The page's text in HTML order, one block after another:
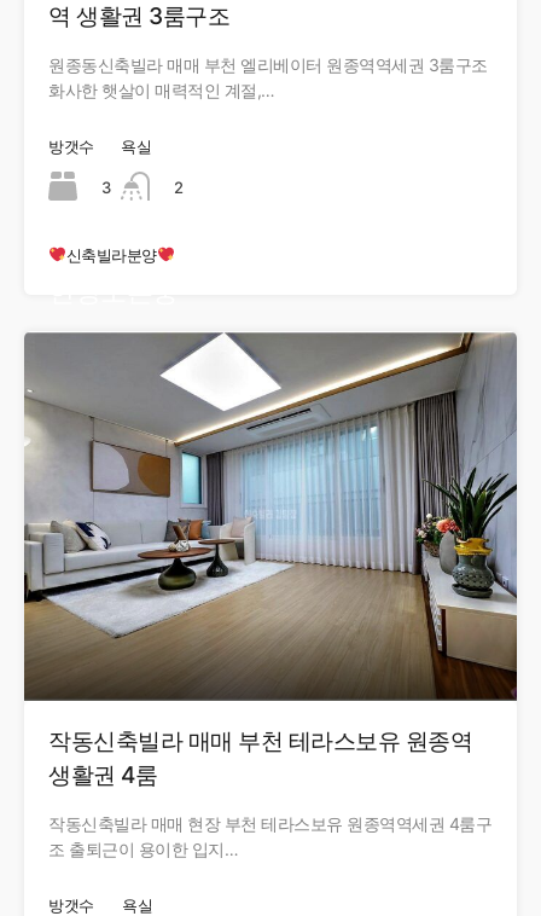
역 생활권 3룸구조
원종동신축빌라 매매 부천 엘리베이터 원종역역세권 3룸구조
화사한 햇살이 매력적인 계절,…
방갯수
3
욕실
2
신축빌라분양
작동신축빌라 매매 부천 테라스보유 원종역
생활권 4룸
작동신축빌라 매매 현장 부천 테라스보유 원종역역세권 4룸구
조 출퇴근이 용이한 입지…
방갯수 욕실